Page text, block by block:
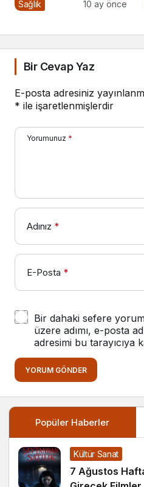
Sağlık 10 ay önce
Bir Cevap Yaz
E-posta adresiniz
* ile işaretlenmişlerdir
Yorumunuz *
Adınız *
E-Posta *
Bir dahaki sefere
üzere adımı, e-posta
adresimi bu tarayıcıya
YORUM GÖNDER
Popüler Haberler
Kültür Sanat
7 Ağustos